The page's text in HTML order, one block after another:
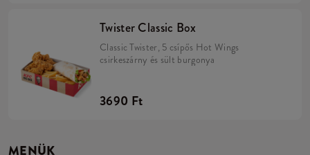
Twister Classic Box
Classic Twister, 5 csípős Hot Wings
csirkeszárny és sült burgonya
3690 Ft
MENÜK